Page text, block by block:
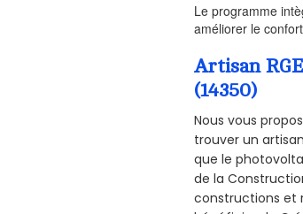
Le programme
améliorer le
Artisan
(14350)
Nous vous
trouver un
que le
de la
constructions et